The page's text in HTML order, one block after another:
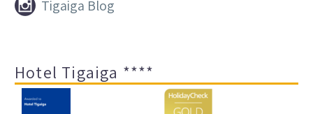

 Tigaiga Blog
Hotel Tigaiga ****